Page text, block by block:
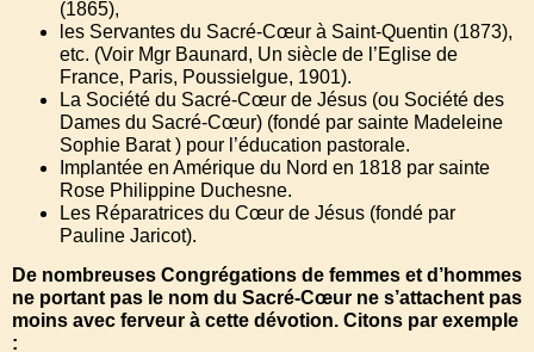
(1865),
les Servantes du Sacré-Cœur à Saint-Quentin (1873),
etc. (Voir Mgr Baunard, Un siècle de l’Eglise de
France, Paris, Poussielgue, 1901).
La Société du Sacré-Cœur de Jésus (ou Société des
Dames du Sacré-Cœur) (fondé par sainte Madeleine
Sophie Barat ) pour l’éducation pastorale.
Implantée en Amérique du Nord en 1818 par sainte
Rose Philippine Duchesne.
Les Réparatrices du Cœur de Jésus (fondé par
Pauline Jaricot).
De nombreuses Congrégations de femmes et d’hommes
ne portant pas le nom du Sacré-Cœur ne s’attachent pas
moins avec ferveur à cette dévotion. Citons par exemple
: